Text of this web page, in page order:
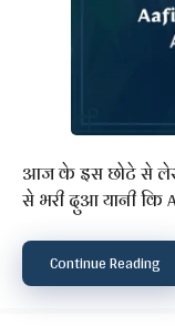
आज के इस छोटे से
से भरी दुआ यानी कि
Continue Reading